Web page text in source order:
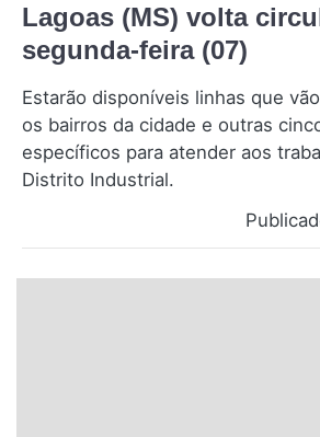
Santa Catarina
Rio Grande do Sul
Centro-Oeste
Lagoas (MS) volta
segunda-feira (07)
Estarão disponíveis linhas que
os bairros da cidade e outras
específicos para atender aos
Distrito Industrial.